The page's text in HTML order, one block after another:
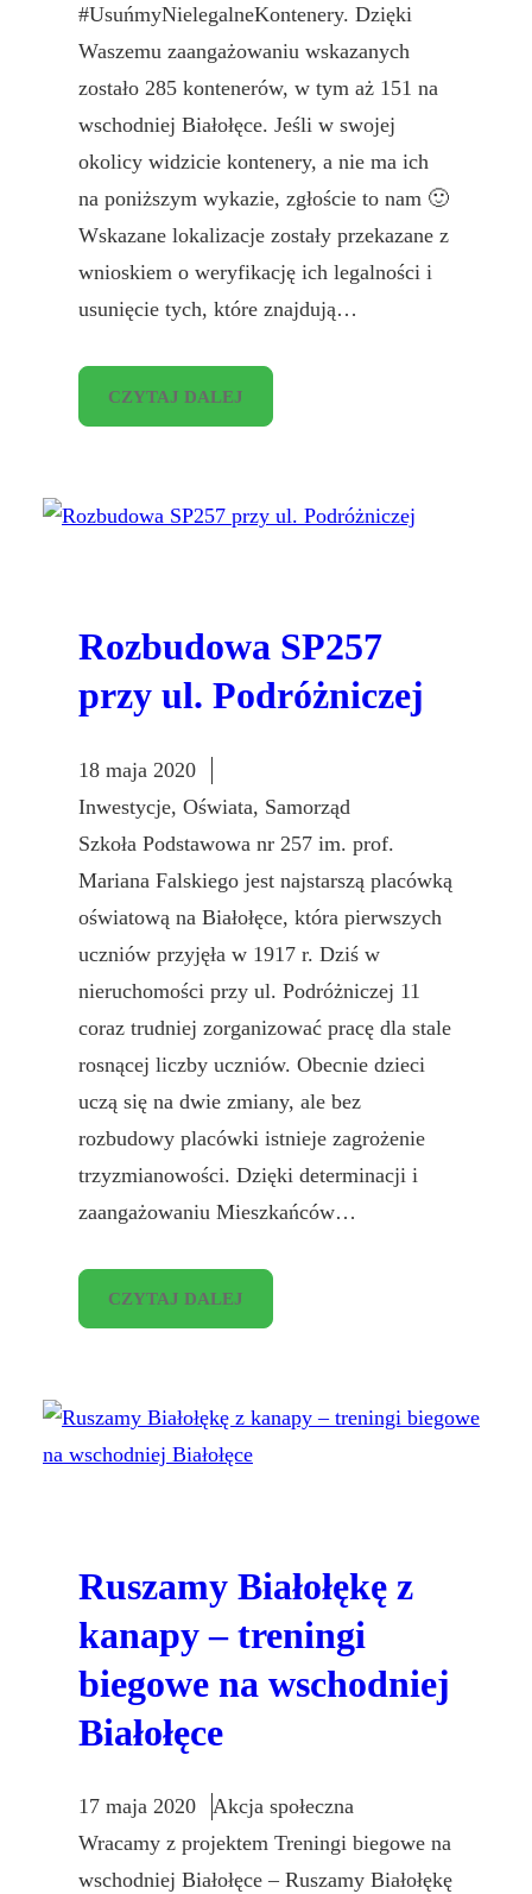
#UsuńmyNielegalneKontenery. Dzięki
Waszemu zaangażowaniu wskazanych
zostało 285 kontenerów, w tym aż 151 na
wschodniej Białołęce. Jeśli w swojej
okolicy widzicie kontenery, a nie ma ich
na poniższym wykazie, zgłoście to nam 🙂
Wskazane lokalizacje zostały przekazane z
wnioskiem o weryfikację ich legalności i
usunięcie tych, które znajdują…
CZYTAJ DALEJ
Rozbudowa SP257
przy ul. Podróżniczej
18 maja 2020
Inwestycje, Oświata, Samorząd
Szkoła Podstawowa nr 257 im. prof.
Mariana Falskiego jest najstarszą placówką
oświatową na Białołęce, która pierwszych
uczniów przyjęła w 1917 r. Dziś w
nieruchomości przy ul. Podróżniczej 11
coraz trudniej zorganizować pracę dla stale
rosnącej liczby uczniów. Obecnie dzieci
uczą się na dwie zmiany, ale bez
rozbudowy placówki istnieje zagrożenie
trzyzmianowości. Dzięki determinacji i
zaangażowaniu Mieszkańców…
CZYTAJ DALEJ
Ruszamy Białołękę z
kanapy – treningi
biegowe na wschodniej
Białołęce
17 maja 2020
Akcja społeczna
Wracamy z projektem Treningi biegowe na
wschodniej Białołęce – Ruszamy Białołękę